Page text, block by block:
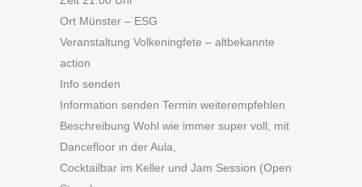
Ort Münster – ESG
Veranstaltung Volkeningfete – altbekannte
action
Info senden
Information senden Termin weiterempfehlen
Beschreibung Wohl wie immer super voll, mit
Dancefloor in der Aula,
Cocktailbar im Keller und Jam Session (Open